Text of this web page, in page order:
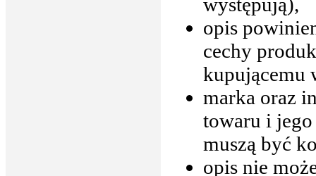
opis
cechy
kupującemu
marka oraz
towaru i jego
muszą być
opis nie